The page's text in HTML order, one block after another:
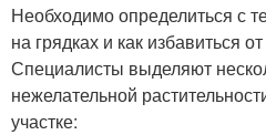
Необходимо определиться с
на грядках и как избавиться
Специалисты выделяют
нежелательной
участке: